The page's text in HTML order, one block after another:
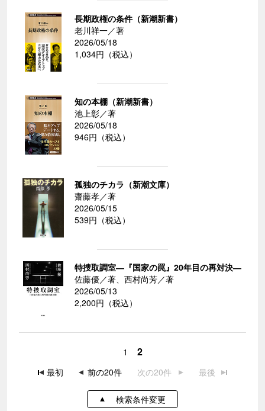
長期政権の条件（新潮新書）
老川祥一／著
2026/05/18
1,034円（税込）
知の本棚（新潮新書）
池上彰／著
2026/05/18
946円（税込）
孤独のチカラ（新潮文庫）
齋藤孝／著
2026/05/15
539円（税込）
特捜取調室―『国家の罠』20年目の再対決―
佐藤優／著、西村尚芳／著
2026/05/13
2,200円（税込）
最初 前の20件
1 2
次の20件 最後
検索条件変更